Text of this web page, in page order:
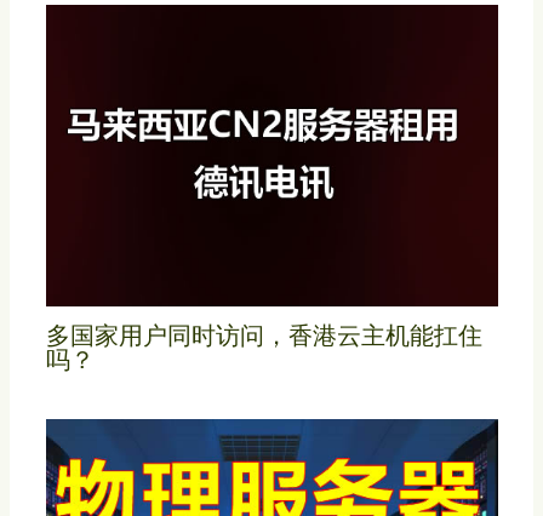
多国家用户同时访问，香港云主机能扛住
吗？